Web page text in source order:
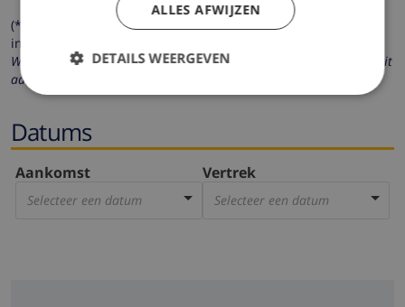
(* de velden met een sterretje moeten verplicht worden
ingevuld )
Wij respecteren uw privacy. Uw persoonlijke gegevens worden nooit
aan derden verstrekt.
Datums
Aankomst
Selecteer een datum
Vertrek
Selecteer een datum
ALLES AFWIJZEN
DETAILS WEERGEVEN